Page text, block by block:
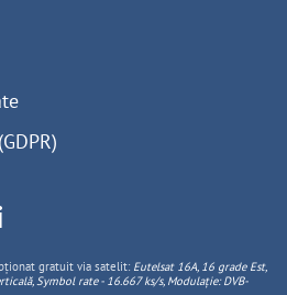
gratuit via satelit: Eutelsat 16A, 16 grade Est,
lă, Symbol rate - 16.667 ks/s, Modulație: DVB-